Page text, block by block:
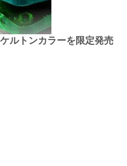
ルトンカラーを限定発売